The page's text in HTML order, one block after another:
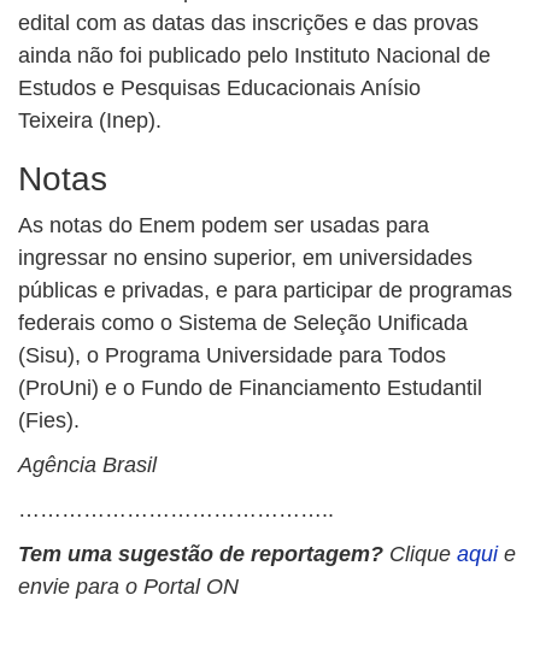
edital com as datas das inscrições e das provas
ainda não foi publicado pelo Instituto Nacional de
Estudos e Pesquisas Educacionais Anísio
Teixeira (Inep).
Notas
As notas do Enem podem ser usadas para
ingressar no ensino superior, em universidades
públicas e privadas, e para participar de programas
federais como o Sistema de Seleção Unificada
(Sisu), o Programa Universidade para Todos
(ProUni) e o Fundo de Financiamento Estudantil
(Fies).
Agência Brasil
……………………………………..
Tem uma sugestão de reportagem? Clique aqui e
envie para o Portal ON